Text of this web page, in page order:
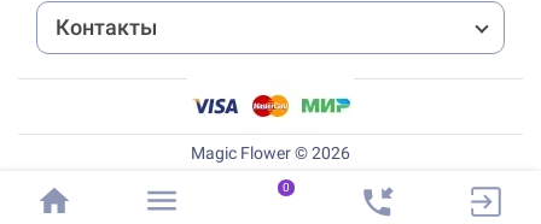
0
Контакты
Magic Flower © 2026